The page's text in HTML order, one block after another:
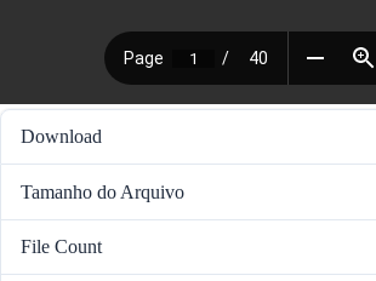
Download
Tamanho do Arquivo
File Count